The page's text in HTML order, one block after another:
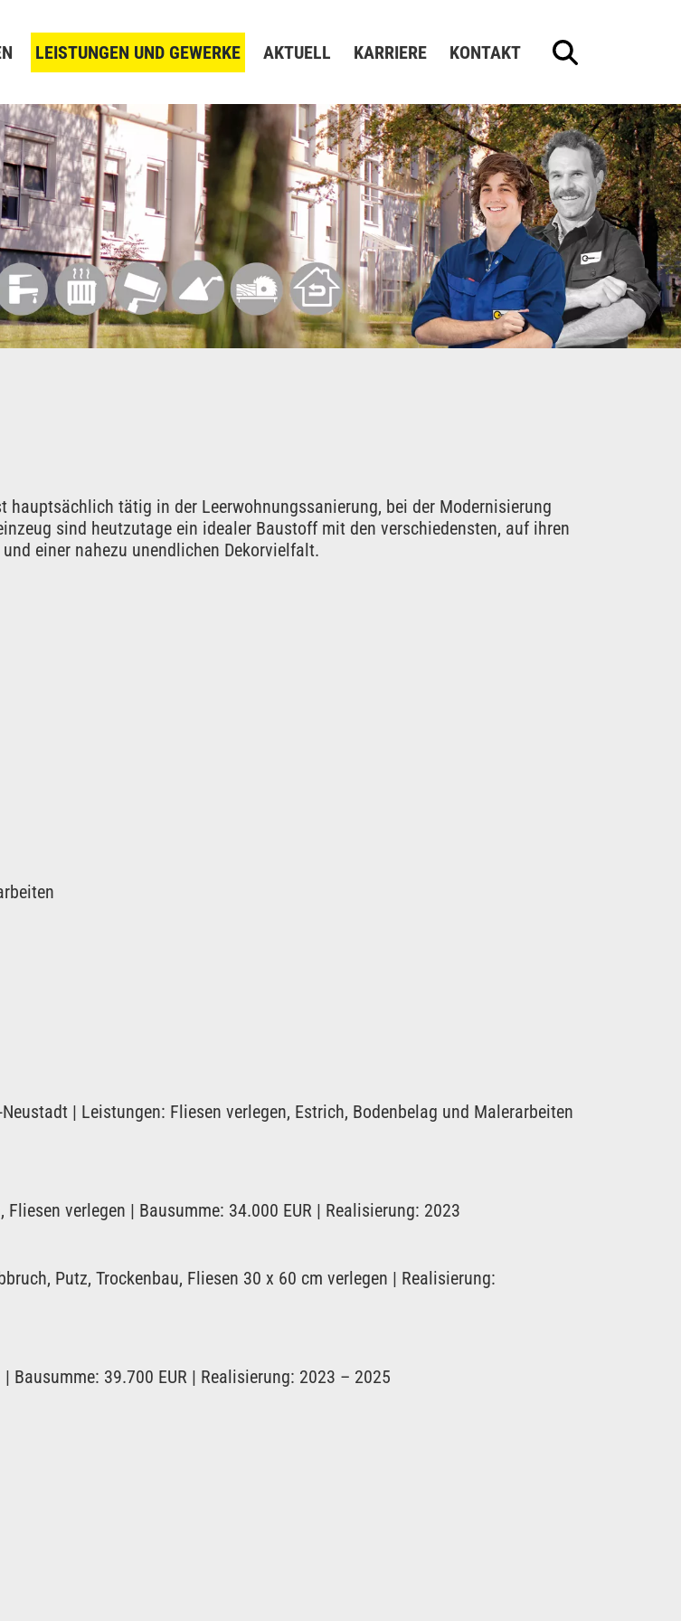
LEISTUNGEN UND GEWERKE AKTUELL KARRIERE KONTAKT
hauptsächlich tätig in der Leerwohnungssanierung, bei der Modernisierung
sind heutzutage ein idealer Baustoff mit den verschiedensten, auf ihren
einer nahezu unendlichen Dekorvielfalt.
| Leistungen: Fliesen verlegen, Estrich, Bodenbelag und Malerarbeiten
verlegen | Bausumme: 34.000 EUR | Realisierung: 2023
Putz, Trockenbau, Fliesen 30 x 60 cm verlegen | Realisierung:
Bausumme: 39.700 EUR | Realisierung: 2023 – 2025